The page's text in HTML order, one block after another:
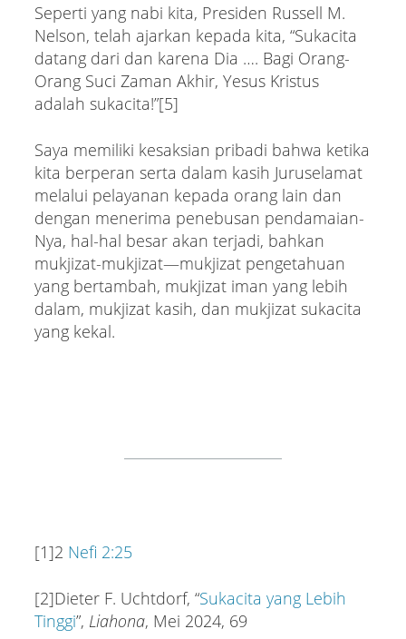
Seperti yang nabi kita, Presiden Russell M.
Nelson, telah ajarkan kepada kita, “Sukacita
datang dari dan karena Dia …. Bagi Orang-
Orang Suci Zaman Akhir, Yesus Kristus
adalah sukacita!”[5]
Saya memiliki kesaksian pribadi bahwa ketika
kita berperan serta dalam kasih Juruselamat
melalui pelayanan kepada orang lain dan
dengan menerima penebusan pendamaian-
Nya, hal-hal besar akan terjadi, bahkan
mukjizat-mukjizat—mukjizat pengetahuan
yang bertambah, mukjizat iman yang lebih
dalam, mukjizat kasih, dan mukjizat sukacita
yang kekal.
[1]2 Nefi 2:25
[2]Dieter F. Uchtdorf, “Sukacita yang Lebih
Tinggi”, Liahona, Mei 2024, 69